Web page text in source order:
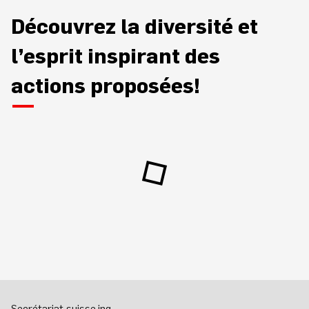
Découvrez la diversité et
l’esprit inspirant des
actions proposées!